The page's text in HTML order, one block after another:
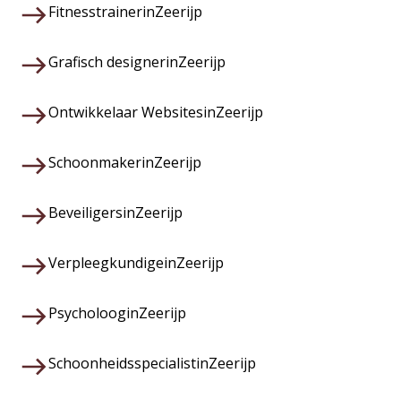
FitnesstrainerinZeerijp
Grafisch designerinZeerijp
Ontwikkelaar WebsitesinZeerijp
SchoonmakerinZeerijp
BeveiligersinZeerijp
VerpleegkundigeinZeerijp
PsycholooginZeerijp
SchoonheidsspecialistinZeerijp